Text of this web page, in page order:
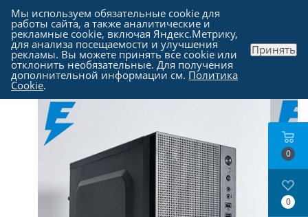
Каталог - Компьютеры в Москве
0
0
Мы используем обязательные cookie для
работы сайта, а также аналитические и
рекламные cookie, включая Яндекс.Метрику,
для анализа посещаемости и улучшения
рекламы. Вы можете принять все cookie или
отклонить необязательные. Для получения
дополнительной информации см. Политика
Cookie.
Принять